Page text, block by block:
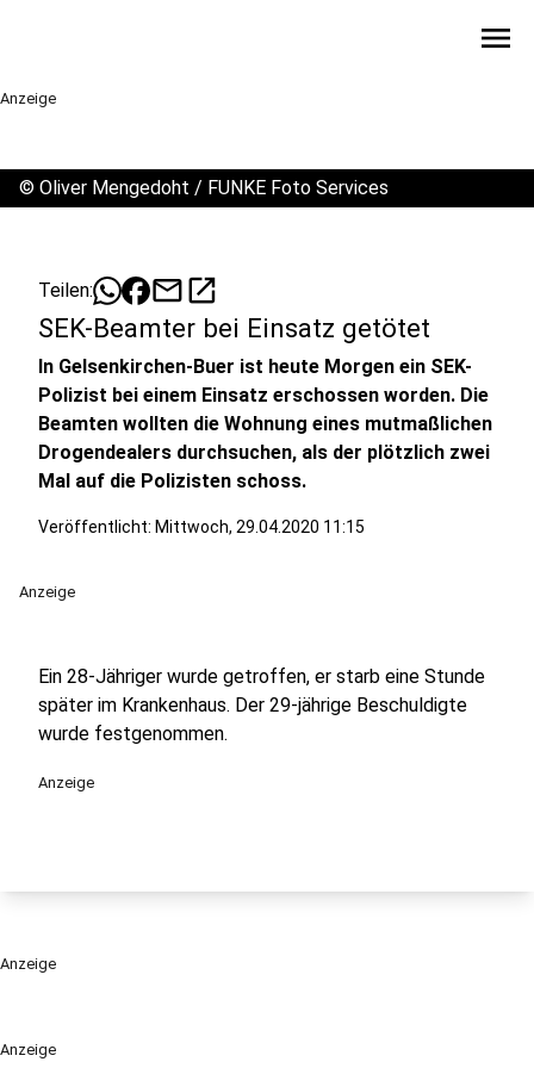
menu
Anzeige
Anzeige
© Oliver Mengedoht / FUNKE Foto Services
Teilen: mailopen_in_new
SEK-Beamter bei Einsatz getötet
In Gelsenkirchen-Buer ist heute Morgen ein SEK-
Polizist bei einem Einsatz erschossen worden. Die
Beamten wollten die Wohnung eines mutmaßlichen
Drogendealers durchsuchen, als der plötzlich zwei
Mal auf die Polizisten schoss.
Veröffentlicht: Mittwoch, 29.04.2020 11:15
Anzeige
Ein 28-Jähriger wurde getroffen, er starb eine Stunde
später im Krankenhaus. Der 29-jährige Beschuldigte
wurde festgenommen.
Anzeige
Anzeige